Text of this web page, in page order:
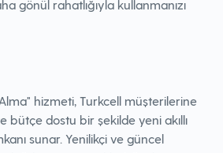
gönül rahatlığıyla kullanmanızı
hizmeti, Turkcell müşterilerine
dostu bir şekilde yeni akıllı
sunar. Yenilikçi ve güncel